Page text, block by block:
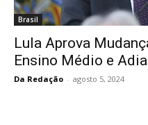
Brasil
Lula Aprova
Ensino Médio e
Da Redação - agosto 5, 2024